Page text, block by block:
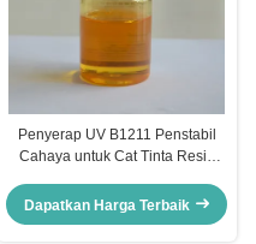
Penyerap UV B1211 Penstabil
Cahaya untuk Cat Tinta Resin
Dapatkan Harga Terbaik